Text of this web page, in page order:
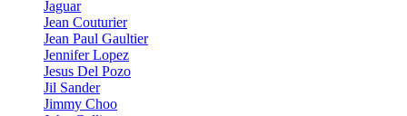
Jaguar
Jean Couturier
Jean Paul Gaultier
Jennifer Lopez
Jesus Del Pozo
Jil Sander
Jimmy Choo